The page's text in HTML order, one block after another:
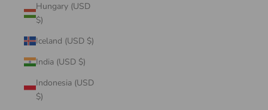
Hungary (USD
$)
Iceland (USD $)
India (USD $)
Indonesia (USD
$)